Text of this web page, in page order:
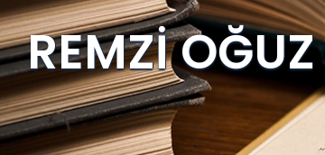
REMZİ